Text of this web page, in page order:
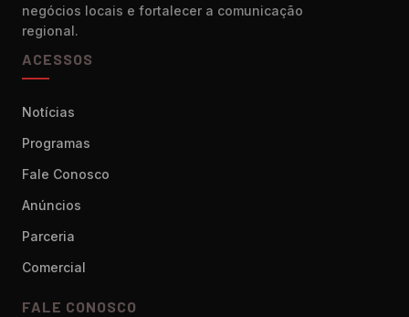
negócios locais e fortalecer a comunicação
regional.
ACESSOS
Notícias
Programas
Fale Conosco
Anúncios
Parceria
Comercial
FALE CONOSCO